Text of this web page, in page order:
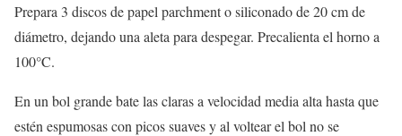
Prepara 3 discos de papel parchment o siliconado de 20 cm de
diámetro, dejando una aleta para despegar. Precalienta el horno a
100°C.
En un bol grande bate las claras a velocidad media alta hasta que
estén espumosas con picos suaves y al voltear el bol no se